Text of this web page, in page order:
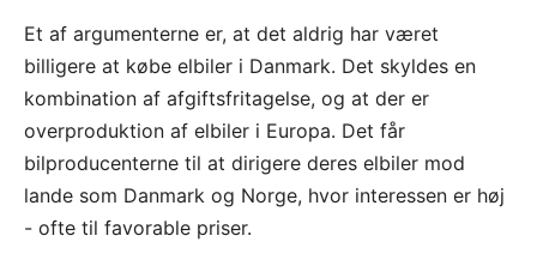
Et af argumenterne er, at det aldrig har været
billigere at købe elbiler i Danmark. Det skyldes en
kombination af afgiftsfritagelse, og at der er
overproduktion af elbiler i Europa. Det får
bilproducenterne til at dirigere deres elbiler mod
lande som Danmark og Norge, hvor interessen er høj
- ofte til favorable priser.